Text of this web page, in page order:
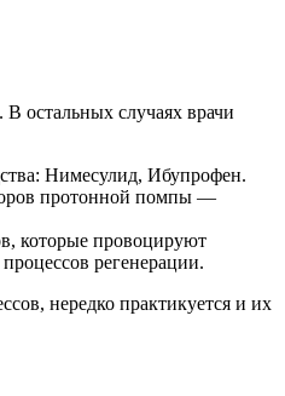
остальных случаях врачи
Нимесулид, Ибупрофен.
протонной помпы —
которые провоцируют
регенерации.
нередко практикуется и их